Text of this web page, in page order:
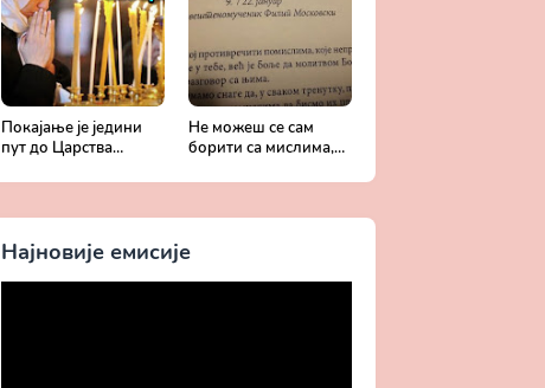
Покајање је једини
пут до Царства
живот у свету без
Не можеш се сам
борити са мислима,
Бога -
Најновије емисије